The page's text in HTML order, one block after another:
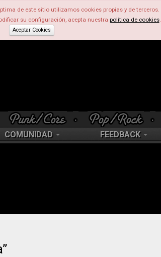
de este sitio utilizamos cookies propias y de terceros.
su configuración, acepta nuestra política de cookies.
Aceptar Cookies
COMUNIDAD FEEDBACK